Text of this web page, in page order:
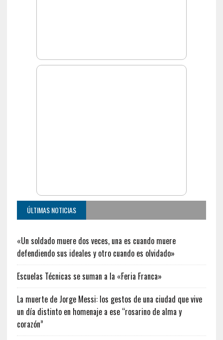
ÚLTIMAS NOTICIAS
«Un soldado muere dos veces, una es cuando muere
defendiendo sus ideales y otro cuando es olvidado»
Escuelas Técnicas se suman a la «Feria Franca»
La muerte de Jorge Messi: los gestos de una ciudad que vive
un día distinto en homenaje a ese “rosarino de alma y
corazón”